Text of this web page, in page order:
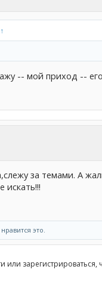
↑
-- мой приход -- его
за темами. А
искать!!!
нравится это.
зарегистрироваться,